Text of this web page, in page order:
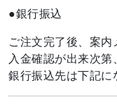
銀行振込
ご注文完了後、案内
入金確認が出来次第
銀行振込先は下記に